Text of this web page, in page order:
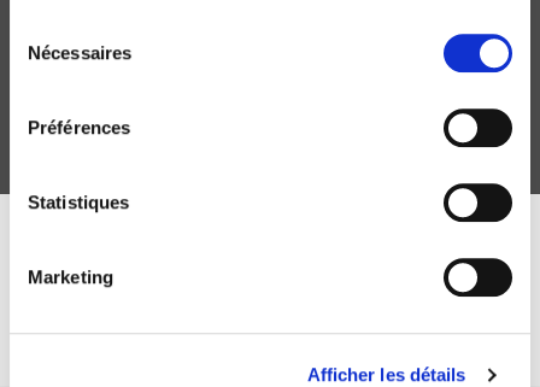
Nécessaires
Préférences
Statistiques
Marketing
Afficher les détails
Marguerite Perrot